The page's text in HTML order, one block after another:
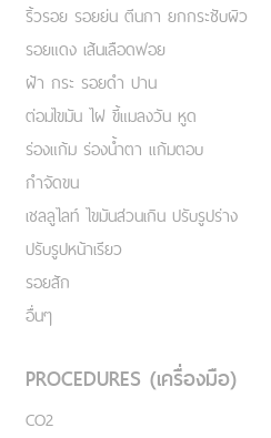
ริ้วรอย รอยย่น ตีนกา ยกกระชับผิว
รอยแดง เส้นเลือดฟอย
ฝ้า กระ รอยดำ ปาน
ต่อมไขมัน ไฝ ขี้แมลงวัน หูด
ร่องแก้ม ร่องน้ำตา แก้มตอบ
กำจัดขน
เชลลูไลท์ ไขมันส่วนเกิน ปรับรูปร่าง
ปรับรูปหน้าเรียว
รอยสัก
อื่นๆ
PROCEDURES (เครื่องมือ)
CO2